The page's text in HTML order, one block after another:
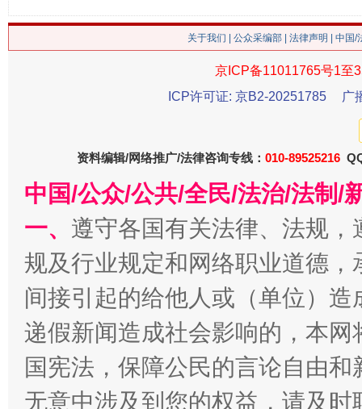
谢
在谋一域中谋全局
今
关于我们 公众采编部 法律声明 | 中国
京ICP备11011765号1至
ICP许可证: 京B2-20251785
广
资料编辑/网络推广/法律咨询专线： 010-89525216
中国/公众/公共/全民/法治/法制/
一、 遵守各国有关法律、法规
规及行业规定和网络职业道德
间接引起的给他人或（单位）
递假新闻造成社会影响的，本
国宪法，保障公民的言论自由
无意中涉及到您的权益，请及